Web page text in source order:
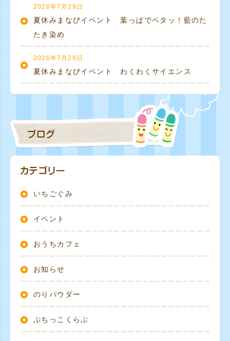
2026年7月29日
夏休みまなびイベント 葉っぱでペタッ！藍のた
たき染め
2026年7月29日
夏休みまなびイベント わくわくサイエンス
いちごぐみ
イベント
おうちカフェ
お知らせ
のりパウダー
ぷちっこくらぶ